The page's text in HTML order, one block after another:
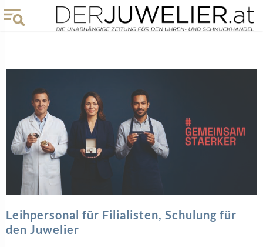
Leihpersonal für Filialisten, Schulung für
den Juwelier